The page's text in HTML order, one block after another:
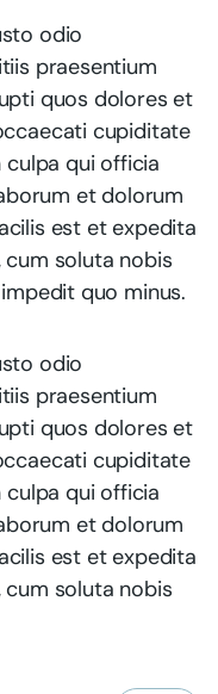
odio
praesentium
quos dolores et
cupiditate
culpa qui officia
et dolorum
est et expedita
soluta nobis
quo minus.
odio
praesentium
quos dolores et
cupiditate
culpa qui officia
et dolorum
est et expedita
soluta nobis